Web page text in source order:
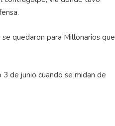
quedaron para Millonarios que
de junio cuando se midan de